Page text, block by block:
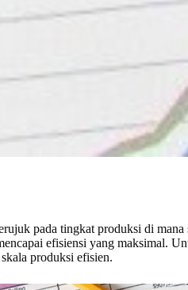
pada tingkat produksi di
efisiensi yang maksimal.
produksi efisien.